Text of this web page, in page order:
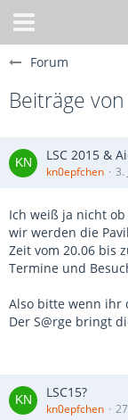
Forum
Beiträge
LSC 2015 &
kn0epfchen 3.
Ich weiß ja nicht
wir werden die
Zeit vom 20.06 bis
Termine und
Also bitte wenn ihr
Der S@rge bringt
LSC15?
kn0epfchen